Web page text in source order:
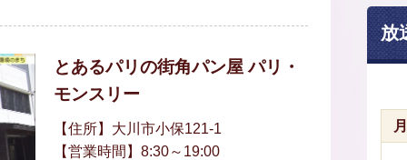
とあるパリの街角パン屋 パリ・
モンスリー
【住所】大川市小保121-1
【営業時間】8:30～19:00
放
月